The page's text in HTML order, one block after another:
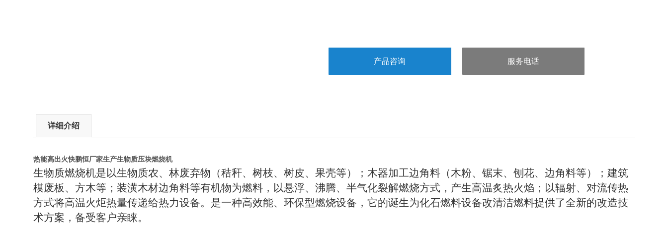
产品咨询 服务电话
详细介绍
热能高出火快鹏恒厂家生产生物质压块燃烧机
生物质燃烧机是以生物质农、林废弃物（秸秆、树枝、树皮、果壳等）；木器加工边角料（木粉、锯末、刨花、边角料等）；建筑
模废板、方木等；装潢木材边角料等有机物为燃料，以悬浮、沸腾、半气化裂解燃烧方式，产生高温炙热火焰；以辐射、对流传热
方式将高温火炬热量传递给热力设备。是一种高效能、环保型燃烧设备，它的诞生为化石燃料设备改清洁燃料提供了全新的改造技
术方案，备受客户亲睐。